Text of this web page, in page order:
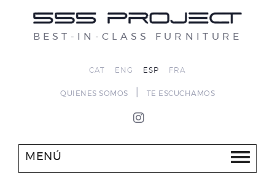
BEST-IN-CLASS FURNITURE
CAT ENG ESP FRA
QUIENES SOMOS TE ESCUCHAMOS
MENÚ